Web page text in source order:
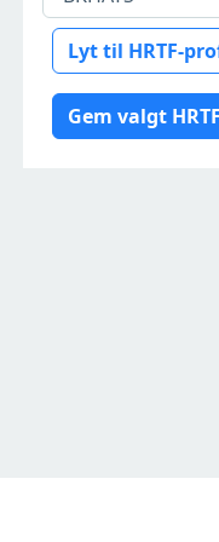
Lyt til HRTF-
Gem valgt